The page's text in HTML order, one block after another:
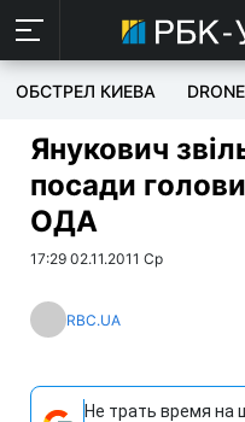
ОБСТРЕЛ КИЕВА
Янукович
посади
ОДА
17:29 02.11.2011 Ср
RBC.UA
Не трать время на